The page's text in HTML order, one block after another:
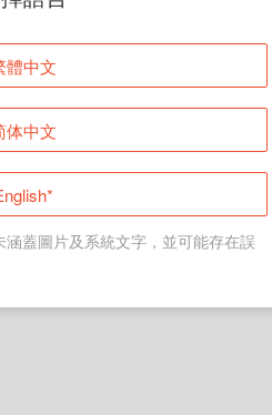
登入
回首頁
體中文
体中文
蓋圖片及系統文字，並可能存在誤